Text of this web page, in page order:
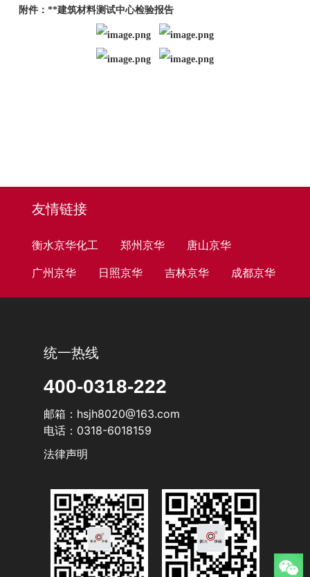
附件：**建筑材料测试中心检验报告
友情链接
衡水京华化工 郑州京华
唐山京华
广州京华
日照京华 吉林京华 成都京华
统一热线
400-0318-222
邮箱：hsjh8020@163.com
电话：0318-6018159
法律声明